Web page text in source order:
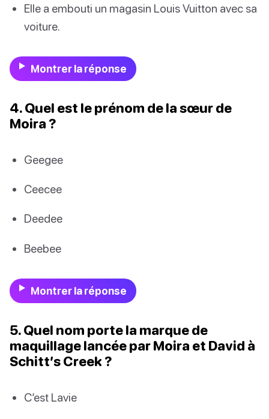
Elle a embouti un magasin Louis Vuitton avec sa
voiture.
Montrer la réponse
4. Quel est le prénom de la sœur de
Moira ?
Geegee
Ceecee
Deedee
Beebee
Montrer la réponse
5. Quel nom porte la marque de
maquillage lancée par Moira et David à
Schitt’s Creek ?
C’est Lavie